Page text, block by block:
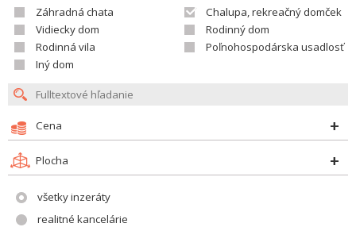
Záhradná chata
Chalupa, rekreačný domček
Vidiecky dom
Rodinný dom
Rodinná vila
Poľnohospodárska usadlosť
Iný dom
Cena
Plocha
všetky inzeráty
realitné kancelárie